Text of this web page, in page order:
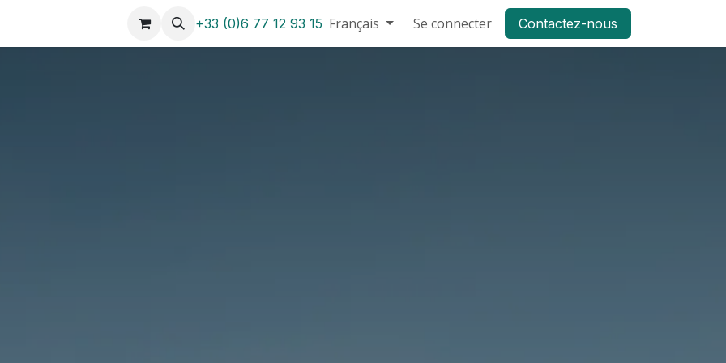
Nos bateaux greenwood-boat À propos Blog FAQ Aide
+33 (0)6 77 12 93 15 Français Se connecter Contactez-nous